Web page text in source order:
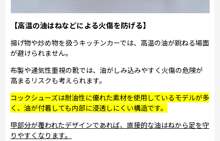
【高温の油はねなどによる火傷を防げる】
揚げ物や炒め物を扱うキッチンカーでは、高温の油が跳ねる場面
が避けられません。
布製や通気性重視の靴では、油がしみ込みやすく火傷の危険が
高まるリスクも考えられます。
コックシューズは耐油性に優れた素材を使用しているモデルが多
く、油が付着しても内部に浸透しにくい構造です。
甲部分が覆われたデザインであれば、直接的な油はねから足を守
りやすくなります。